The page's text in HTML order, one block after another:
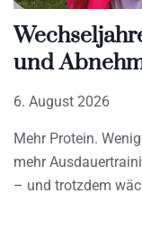
und
6. August 2026
Mehr Protein.
mehr
– und trotzdem